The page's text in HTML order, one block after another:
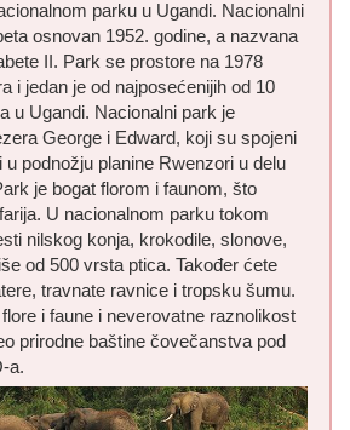
parku u Ugandi. Nacionalni
osnovan 1952. godine, a nazvana
II. Park se prostore na 1978
i jedan je od najposećenijih od 10
u Ugandi. Nacionalni park je
George i Edward, koji su spojeni
u podnožju planine Rwenzori u delu
je bogat florom i faunom, što
U nacionalnom parku tokom
nilskog konja, krokodile, slonove,
od 500 vrsta ptica. Također ćete
travnate ravnice i tropsku šumu.
i faune i neverovatne raznolikost
prirodne baštine čovečanstva pod
a.